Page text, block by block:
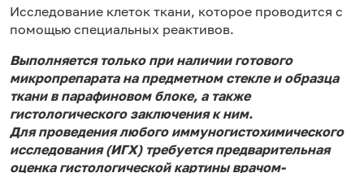
Исследование клеток ткани, которое проводится с
помощью специальных реактивов.
Выполняется только при наличии готового
микропрепарата на предметном стекле и образца
ткани в парафиновом блоке, а также
гистологического заключения к ним.
Для проведения любого иммуногистохимического
исследования (ИГХ) требуется предварительная
оценка гистологической картины врачом-